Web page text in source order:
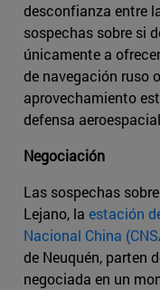
desconfianza entre
sospechas sobre si
únicamente a
de navegación ruso
aprovechamiento
defensa
Negociación
Las sospechas
Lejano, la estación
Nacional China
de Neuquén, parten
negociada en un